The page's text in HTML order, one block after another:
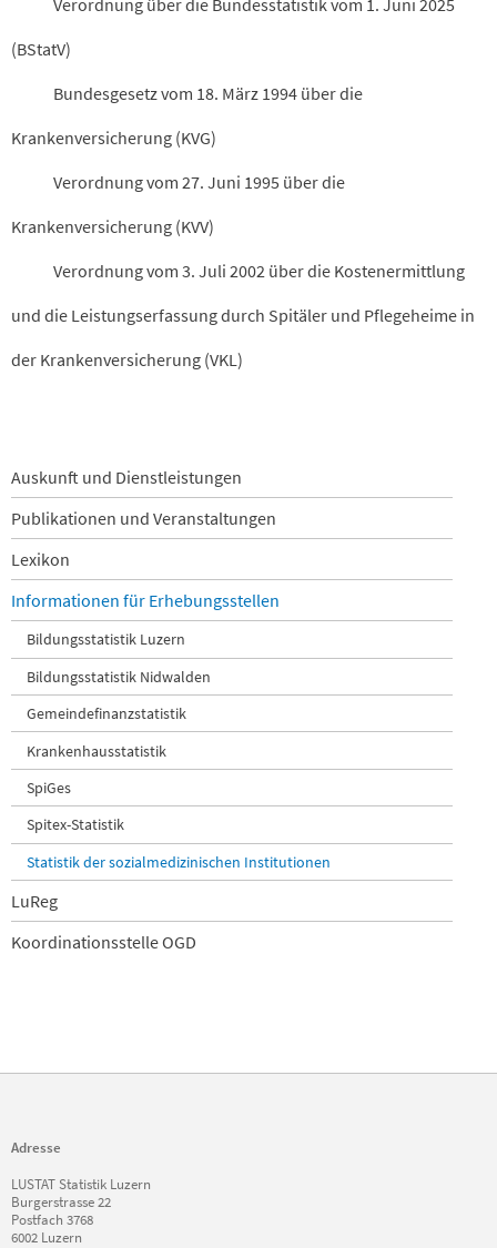
Verordnung über die Bundesstatistik vom 1. Juni 2025
(BStatV)
Bundesgesetz vom 18. März 1994 über die
Krankenversicherung (KVG)
Verordnung vom 27. Juni 1995 über die
Krankenversicherung (KVV)
Verordnung vom 3. Juli 2002 über die Kostenermittlung
und die Leistungserfassung durch Spitäler und Pflegeheime in
der Krankenversicherung (VKL)
Navigation
überspringen
Auskunft und Dienstleistungen
Publikationen und Veranstaltungen
Lexikon
Informationen für Erhebungsstellen
Bildungsstatistik Luzern
Bildungsstatistik Nidwalden
Gemeindefinanzstatistik
Krankenhausstatistik
SpiGes
Spitex-Statistik
Statistik der sozialmedizinischen Institutionen
LuReg
Koordinationsstelle OGD
Adresse
LUSTAT Statistik Luzern
Burgerstrasse 22
Postfach 3768
6002 Luzern